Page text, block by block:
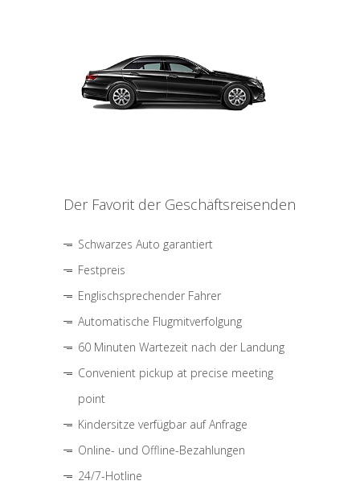
Der Favorit der Geschäftsreisenden
Schwarzes Auto garantiert
Festpreis
Englischsprechender Fahrer
Automatische Flugmitverfolgung
60 Minuten Wartezeit nach der Landung
Convenient pickup at precise meeting
point
Kindersitze verfügbar auf Anfrage
Online- und Offline-Bezahlungen
24/7-Hotline